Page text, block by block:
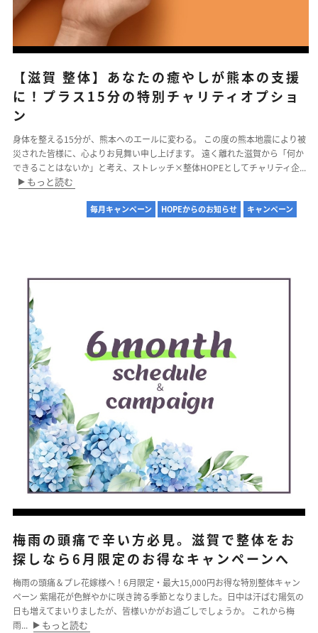
【滋賀 整体】あなたの癒やしが熊本の支援
に！プラス15分の特別チャリティオプショ
ン
身体を整える15分が、熊本へのエールに変わる。 この度の熊本地震により被
災された皆様に、心よりお見舞い申し上げます。 遠く離れた滋賀から「何か
できることはないか」と考え、ストレッチ×整体HOPEとしてチャリティ企...
もっと読む
毎月キャンペーン HOPEからのお知らせ キャンペーン
梅雨の頭痛で辛い方必見。滋賀で整体をお
探しなら6月限定のお得なキャンペーンへ
梅雨の頭痛＆プレ花嫁様へ！6月限定・最大15,000円お得な特別整体キャン
ペーン 紫陽花が色鮮やかに咲き誇る季節となりました。日中は汗ばむ陽気の
日も増えてまいりましたが、皆様いかがお過ごしでしょうか。 これから梅
雨...
もっと読む